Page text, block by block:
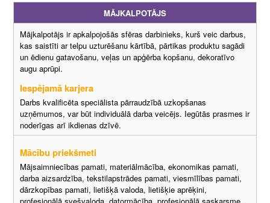
MĀJKALPOTĀJS
Mājkalpotājs ir apkalpojošās sfēras darbinieks, kurš veic darbus,
kas saistīti ar telpu uzturēšanu kārtībā, pārtikas produktu sagādi
un ēdienu gatavošanu, veļas un apģērba kopšanu, dekoratīvo
augu aprūpi.
Iespējamā karjera
Darbs kvalificēta speciālista pārraudzībā uzkopšanas
uzņēmumos, var būt individuālā darba veicējs. Iegūtās prasmes ir
noderīgas arī ikdienas dzīvē.
Mācību priekšmeti
Mājsaimniecības pamati, materiālmācība, ekonomikas pamati,
darba aizsardzība, tekstilapstrādes pamati, viesmīlības pamati,
dārzkopības pamati, lietišķā valoda, lietišķie aprēķini,